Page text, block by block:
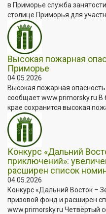
в Приморье служба
столице Приморья для
Высокая пожарная
Приморье
04.05.2026
Высокая пожарная
сообщает www.primorsky.ru
крае сохранится высокая
Конкурс «Дальний
приключений»:
расширен список
04.05.2026
Конкурс «Дальний Восток –
призовой фонд и расширен
www.primorsky.ru Четвёртый